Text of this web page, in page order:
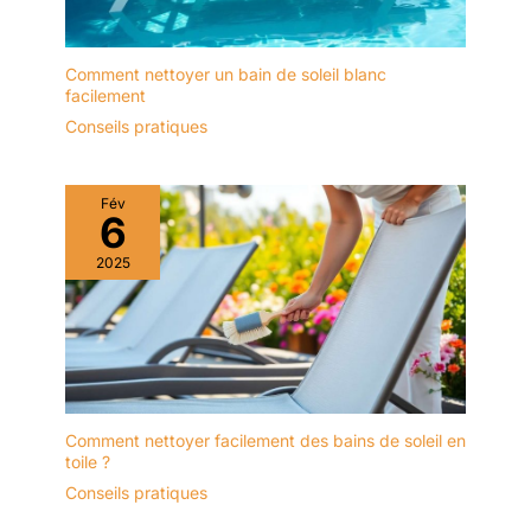
Comment nettoyer un bain de soleil blanc
facilement
Conseils pratiques
Fév
6
2025
Comment nettoyer facilement des bains de soleil en
toile ?
Conseils pratiques